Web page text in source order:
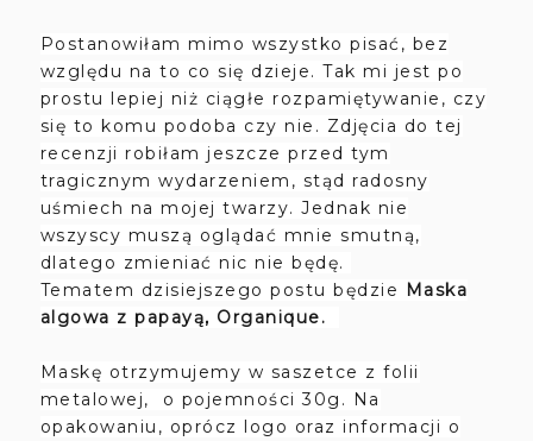
Postanowiłam mimo wszystko pisać, bez
względu na to co się dzieje. Tak mi jest po
prostu lepiej niż ciągłe rozpamiętywanie, czy
się to komu podoba czy nie. Zdjęcia do tej
recenzji robiłam jeszcze przed tym
tragicznym wydarzeniem, stąd radosny
uśmiech na mojej twarzy. Jednak nie
wszyscy muszą oglądać mnie smutną,
dlatego zmieniać nic nie będę.
Tematem dzisiejszego postu będzie Maska
algowa z papayą, Organique.
Maskę otrzymujemy w saszetce z folii
metalowej, o pojemności 30g. Na
opakowaniu, oprócz logo oraz informacji o